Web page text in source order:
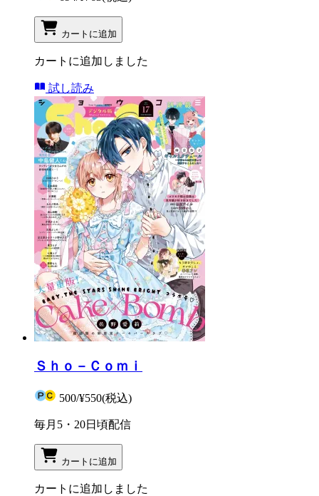
カートに追加
カートに追加しました
試し読み
Ｓｈｏ－Ｃｏｍｉ
500/¥550(税込)
毎月5・20日頃配信
カートに追加
カートに追加しました